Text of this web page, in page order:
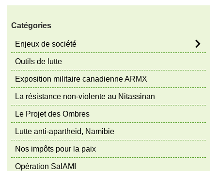
Catégories
Enjeux de société
Outils de lutte
Exposition militaire canadienne ARMX
La résistance non-violente au Nitassinan
Le Projet des Ombres
Lutte anti-apartheid, Namibie
Nos impôts pour la paix
Opération SalAMI